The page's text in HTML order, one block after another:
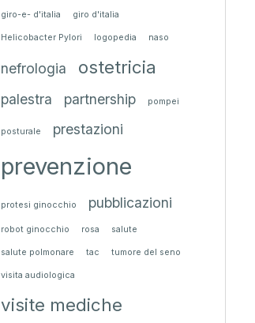
giro-e- d'italia giro d'italia
Helicobacter Pylori logopedia naso
nefrologia ostetricia
palestra partnership pompei
posturale prestazioni
prevenzione
protesi ginocchio pubblicazioni
robot ginocchio rosa salute
salute polmonare tac tumore del seno
visita audiologica
visite mediche